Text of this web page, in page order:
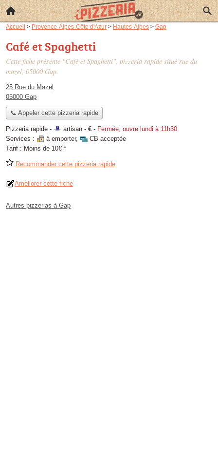
Accueil > Provence-Alpes-Côte d'Azur > Hautes-Alpes > Gap
Café et Spaghetti
Cette fiche présente "Café et Spaghetti", pizzeria rapide situé rue du
mazel, 05000 Gap.
25 Rue du Mazel
05000 Gap
📞 Appeler cette pizzeria rapide
Pizzeria rapide - artisan - € - Fermée, ouvre lundi à 11h30
Services :
à emporter,
CB acceptée
Tarif : Moins de 10€ *
Recommander cette pizzeria rapide
Améliorer cette fiche
Autres pizzerias à Gap